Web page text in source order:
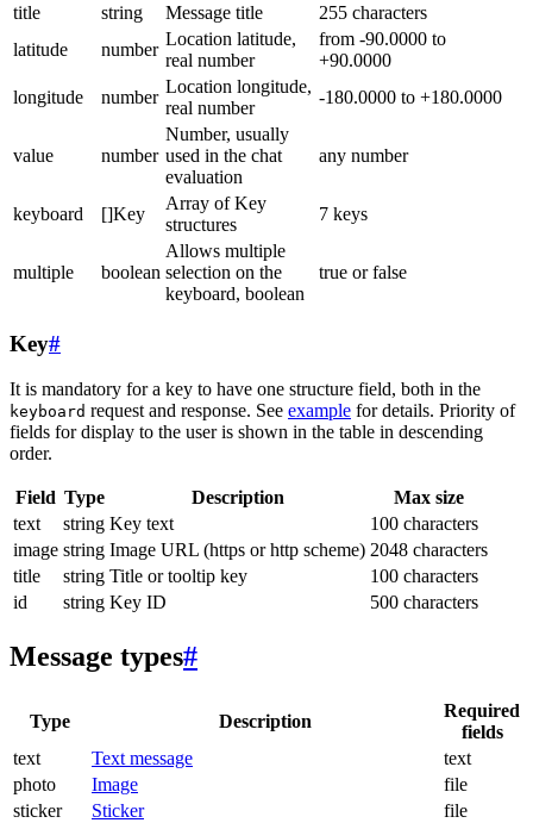
title
string Message title
255 characters
latitude
number
Location latitude,
real number
from -90.0000 to
+90.0000
longitude
number
Location longitude,
real number
-180.0000 to +180.0000
value number
Number, usually
used in the chat
evaluation
any number
keyboard []Key
Array of Key
structures
7 keys
multiple boolean
Allows multiple
selection on the
keyboard, boolean
true or false
Key#
It is mandatory for a key to have one structure field, both in the
keyboard request and response. See example for details. Priority of
fields for display to the user is shown in the table in descending
order.
Field Type Description
Max size
text
string Key text
100 characters
image string Image URL (https or http scheme) 2048 characters
title
string Title or tooltip key
100 characters
id
string Key ID 500 characters
Message types#
Type Description
Required
fields
text
Text message
text
photo
Image
file
sticker
Sticker
file